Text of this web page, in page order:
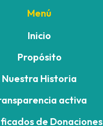
Menú
Inicio
Propósito
Nuestra Historia
activa
de Donaciones